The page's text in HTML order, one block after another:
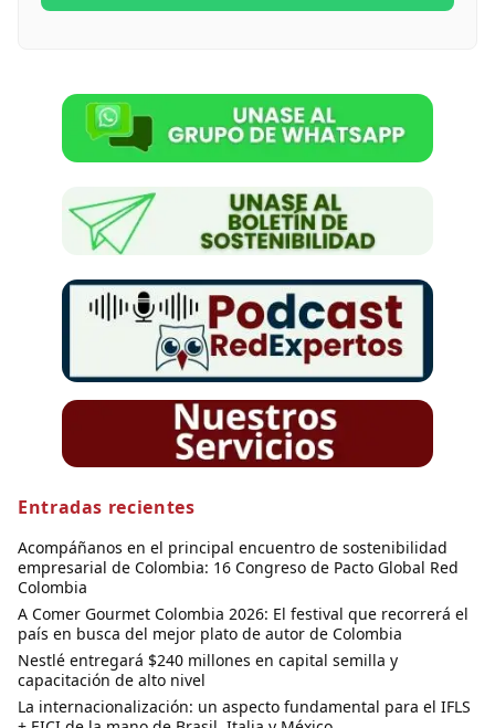
Entradas recientes
Acompáñanos en el principal encuentro de sostenibilidad
empresarial de Colombia: 16 Congreso de Pacto Global Red
Colombia
A Comer Gourmet Colombia 2026: El festival que recorrerá el
país en busca del mejor plato de autor de Colombia
Nestlé entregará $240 millones en capital semilla y
capacitación de alto nivel
La internacionalización: un aspecto fundamental para el IFLS